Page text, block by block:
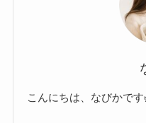
こんにちは、なびかです